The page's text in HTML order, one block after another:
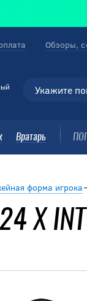
Вратарь
Обзоры,
форма игрока
X INT